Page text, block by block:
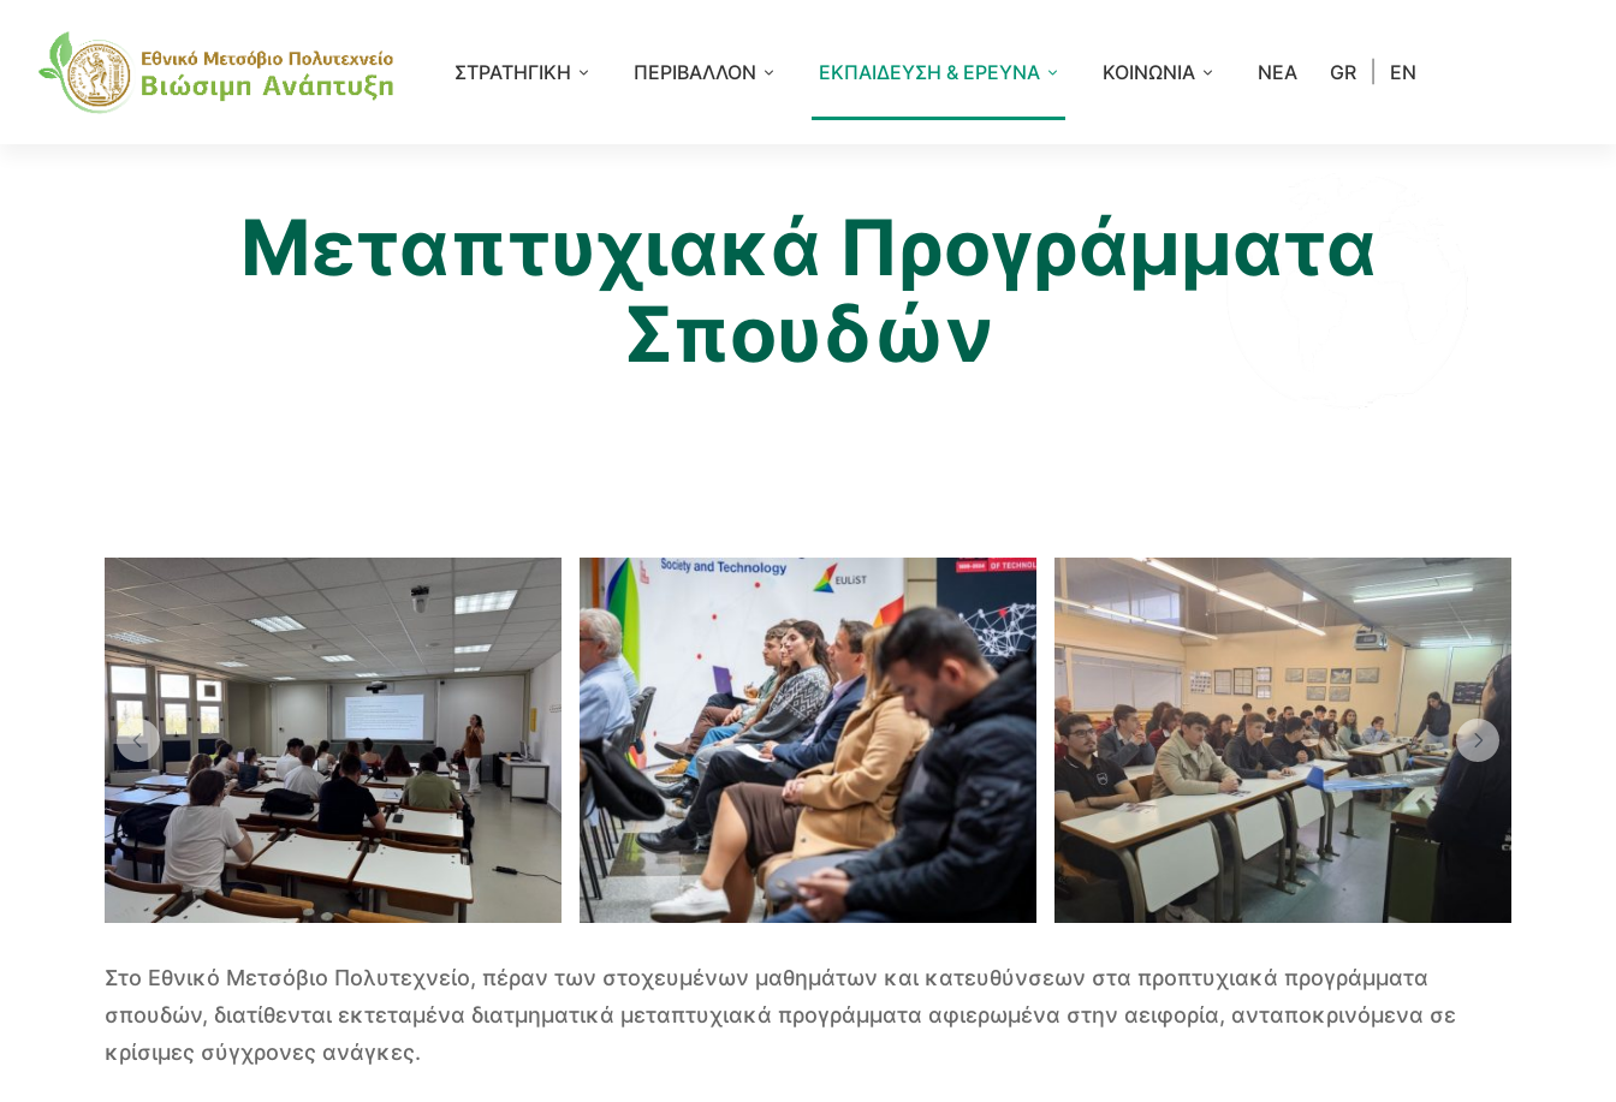
ΣΤΡΑΤΗΓΙΚΗ ΠΕΡΙΒΑΛΛΟΝ ΕΚΠΑΙΔΕΥΣΗ & ΕΡΕΥΝΑ ΚΟΙΝΩΝΙΑ ΝΕΑ GR EN
Μεταπτυχιακά Προγράμματα
Σπουδών
Μεταπτυχιακά
Προγράμματα
Σπουδών
Στο Εθνικό Μετσόβιο Πολυτεχνείο, πέραν των στοχευμένων μαθημάτων και κατευθύνσεων στα προπτυχιακά προγράμματα
σπουδών, διατίθενται εκτεταμένα διατμηματικά μεταπτυχιακά προγράμματα αφιερωμένα στην αειφορία, ανταποκρινόμενα σε
κρίσιμες σύγχρονες ανάγκες.